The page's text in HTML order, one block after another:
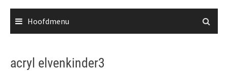
Hoofdmenu
acryl elvenkinder3